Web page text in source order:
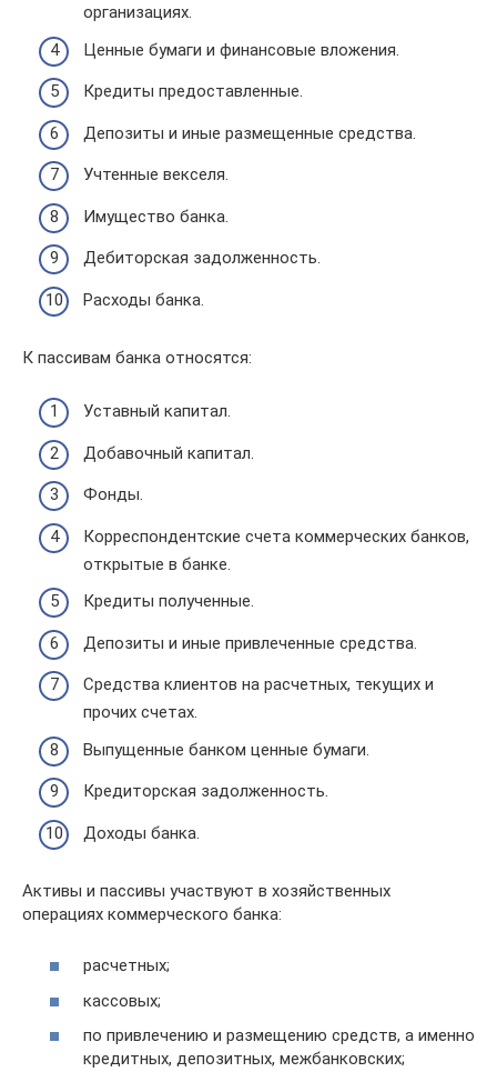
организациях.
Ценные бумаги и финансовые вложения.
Кредиты предоставленные.
Депозиты и иные размещенные средства.
Учтенные векселя.
Имущество банка.
Дебиторская задолженность.
Расходы банка.
К пассивам банка относятся:
Уставный капитал.
Добавочный капитал.
Фонды.
Корреспондентские счета коммерческих банков,
открытые в банке.
Кредиты полученные.
Депозиты и иные привлеченные средства.
Средства клиентов на расчетных, текущих и
прочих счетах.
Выпущенные банком ценные бумаги.
Кредиторская задолженность.
Доходы банка.
Активы и пассивы участвуют в хозяйственных
операциях коммерческого банка:
расчетных;
кассовых;
по привлечению и размещению средств, а именно
кредитных, депозитных, межбанковских;